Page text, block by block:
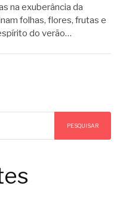
na exuberância da
folhas, flores, frutas e
do verão…
PESQUISAR